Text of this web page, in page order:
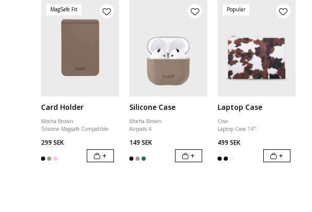
MagSafe Fit
Card Holder
Mocha Brown
Silicone Magsafe Compatible
299 SEK
+
Silicone Case
Mocha Brown
Airpods 4
149 SEK
+
Popular
Laptop Case
Cow
Laptop Case 14"
499 SEK
+